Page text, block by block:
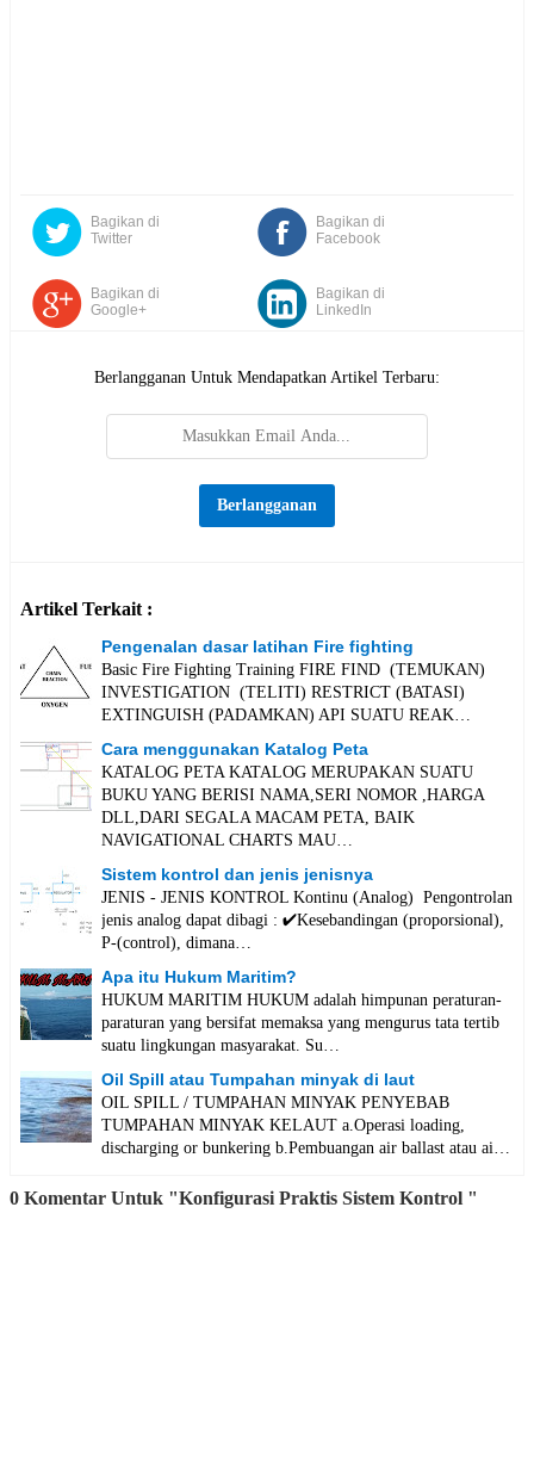
Bagikan di
Facebook
Bagikan di
Twitter
Bagikan di
Google+
Bagikan di
LinkedIn
Berlangganan Untuk Mendapatkan Artikel Terbaru:
Artikel Terkait :
Pengenalan dasar latihan Fire fighting
Basic Fire Fighting Training FIRE FIND (TEMUKAN)
INVESTIGATION (TELITI) RESTRICT (BATASI)
EXTINGUISH (PADAMKAN) API SUATU REAK…
Cara menggunakan Katalog Peta
KATALOG PETA KATALOG MERUPAKAN SUATU
BUKU YANG BERISI NAMA,SERI NOMOR ,HARGA
DLL,DARI SEGALA MACAM PETA, BAIK
NAVIGATIONAL CHARTS MAU…
Sistem kontrol dan jenis jenisnya
JENIS - JENIS KONTROL Kontinu (Analog) Pengontrolan
jenis analog dapat dibagi : ✔️Kesebandingan (proporsional),
P-(control), dimana…
Apa itu Hukum Maritim?
HUKUM MARITIM HUKUM adalah himpunan peraturan-
paraturan yang bersifat memaksa yang mengurus tata tertib
suatu lingkungan masyarakat. Su…
Oil Spill atau Tumpahan minyak di laut
OIL SPILL / TUMPAHAN MINYAK PENYEBAB
TUMPAHAN MINYAK KELAUT a.Operasi loading,
discharging or bunkering b.Pembuangan air ballast atau ai…
0 Komentar Untuk "Konfigurasi Praktis Sistem Kontrol "